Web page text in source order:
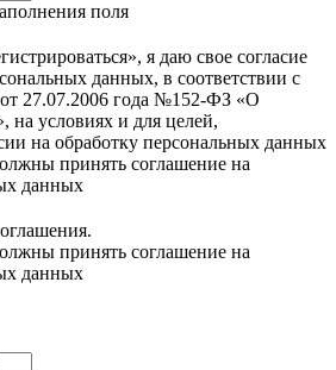
поля
я даю свое согласие
данных, в соответствии с
27.07.2006 года №152-ФЗ «О
на условиях и для целей,
на обработку персональных данных
принять соглашение на
данных
принять соглашение на
данных